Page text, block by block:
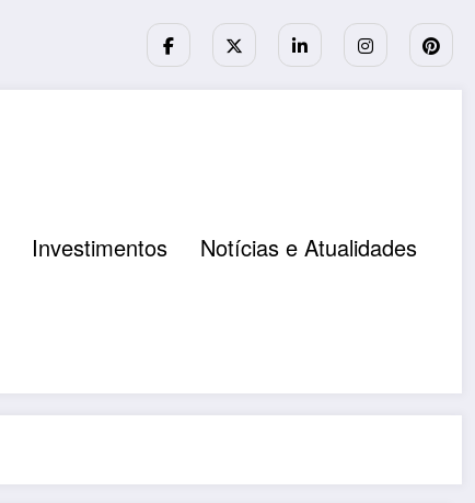
Investimentos Notícias e Atualidades